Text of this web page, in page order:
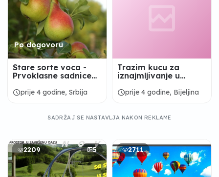
Po dogovoru
Stare sorte voca -
Prvoklasne sadnice
scheduleprije 4 godine, Srbija
Trazim kucu za
iznajmljivanje u
scheduleprije 4 godine, Bijeljina
SADRŽAJ SE NASTAVLJA NAKON REKLAME
2209 5 2711